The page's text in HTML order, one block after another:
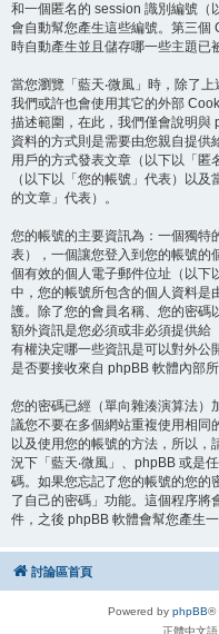
和一個匿名的 session 識別編號
會自動幫您產生這些編號。第三個
時自動產生並且儲存哪一些主題已
當您瀏覽「藍天‧微風」時，除了
我們或許也會使用其它的外部
描述範圍，在此，我們僅會說明與
資料的方式則是需要由您親自提供
用戶的方式發表文章（以下以「匿
（以下以「您的帳號」代表）以
的文章」代表）。
您的帳號的主要資訊為：一個獨特
表），一個讓您登入到您的帳號的
個有效的個人電子郵件位址（以下
中，您的帳號所包含的個人資料是
護。除了您的會員名稱、您的密碼
額外資訊是您必須或非必須提供給
有權決定哪一些資訊是可以對外公
是否要接收來自 phpBB 軟體內部所
您的密碼已經（單向雜湊演算法）
議您不要在多個網站重複使用相同
以及使用您的帳號的方法，所以
況下「藍天‧微風」、phpBB 或是
碼。如果您忘記了您的帳號的您的
了自己的密碼」功能。這個程序將
件，之後 phpBB 軟體會幫您產生
討論區首頁
Powered by phpBB®
正體中文語